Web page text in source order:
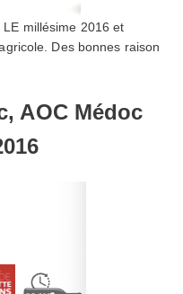
millésime 2016 et
Des bonnes raison
AOC Médoc